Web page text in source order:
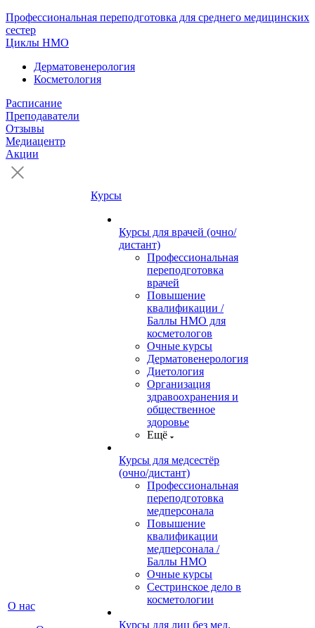
Профессиональная переподготовка для среднего медицинских
сестер
Циклы НМО
Дерматовенерология
Косметология
Расписание
Преподаватели
Отзывы
Медиацентр
Акции
О нас
Курсы
Курсы для врачей (очно/
дистант)
Профессиональная
переподготовка
врачей
Повышение
квалификации /
Баллы НМО для
косметологов
Очные курсы
Дерматовенерология
Диетология
Организация
здравоохранения и
общественное
здоровье
Ещё
Курсы для медсестёр
(очно/дистант)
Профессиональная
переподготовка
медперсонала
Повышение
квалификации
медперсонала /
Баллы НМО
Очные курсы
Сестринское дело в
косметологии
Курсы для лиц без мед.